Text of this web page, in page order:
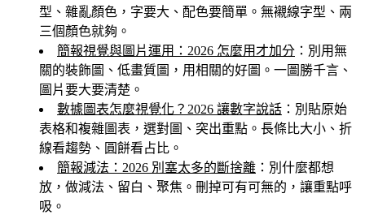
型、雜亂顏色，字要大、配色要簡單。無襯線字型、兩
三個顏色就夠。
簡報視覺與圖片運用：2026 怎麼用才加分 ：別用無
關的裝飾圖、低畫質圖，用相關的好圖。一圖勝千言、
圖片要大要清楚。
數據圖表怎麼視覺化？2026 讓數字說話 ：別貼原始
表格和複雜圖表，選對圖、突出重點。長條比大小、折
線看趨勢、圓餅看占比。
簡報減法：2026 別塞太多的斷捨離 ：別什麼都想
放，做減法、留白、聚焦。刪掉可有可無的，讓重點呼
吸。